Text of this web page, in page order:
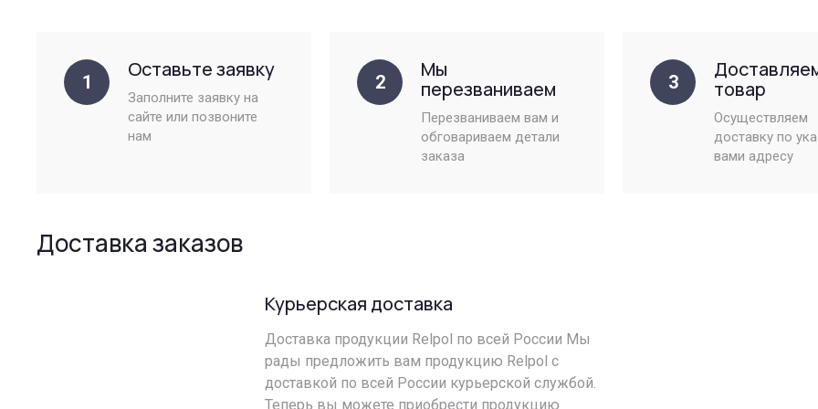
1
Оставьте заявку
Заполните заявку на
сайте или позвоните
нам
2
Мы
перезваниваем
Перезваниваем вам и
обговариваем детали
заказа
3
товар
Осуществляем
доставку по
вами адресу
Доставка заказов
Курьерская доставка
Доставка продукции Relpol по всей России Мы
рады предложить вам продукцию Relpol с
доставкой по всей России курьерской службой.
Теперь вы можете приобрести продукцию